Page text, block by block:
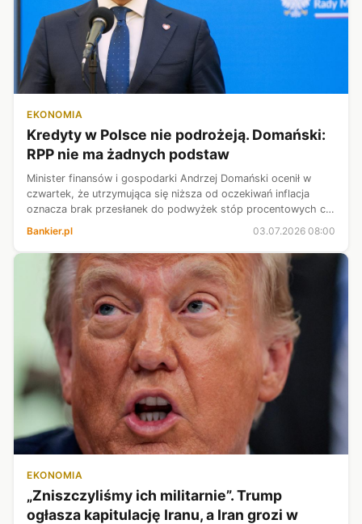
EKONOMIA
Kredyty w Polsce nie podrożeją. Domański:
RPP nie ma żadnych podstaw
Minister finansów i gospodarki Andrzej Domański ocenił w
czwartek, że utrzymująca się niższa od oczekiwań inflacja
oznacza brak przesłanek do podwyżek stóp procentowych co
sprzyja niższym kosztom kredytu. W tym tygodniu w szybkim
szacunku GUS podał, ...
Bankier.pl 03.07.2026 08:00
EKONOMIA
„Zniszczyliśmy ich militarnie”. Trump
ogłasza kapitulację Iranu, a Iran grozi w